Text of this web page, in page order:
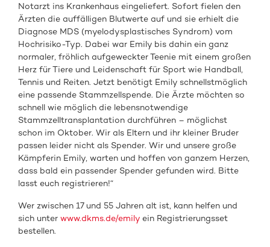
Notarzt ins Krankenhaus eingeliefert. Sofort fielen den
Ärzten die auffälligen Blutwerte auf und sie erhielt die
Diagnose MDS (myelodysplastisches Syndrom) vom
Hochrisiko-Typ. Dabei war Emily bis dahin ein ganz
normaler, fröhlich aufgeweckter Teenie mit einem großen
Herz für Tiere und Leidenschaft für Sport wie Handball,
Tennis und Reiten. Jetzt benötigt Emily schnellstmöglich
eine passende Stammzellspende. Die Ärzte möchten so
schnell wie möglich die lebensnotwendige
Stammzelltransplantation durchführen – möglichst
schon im Oktober. Wir als Eltern und ihr kleiner Bruder
passen leider nicht als Spender. Wir und unsere große
Kämpferin Emily, warten und hoffen von ganzem Herzen,
dass bald ein passender Spender gefunden wird. Bitte
lasst euch registrieren!“
Wer zwischen 17 und 55 Jahren alt ist, kann helfen und
sich unterwww.dkms.de/emily ein Registrierungsset
bestellen.